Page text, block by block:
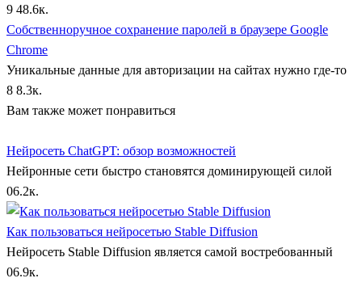
9 48.6к.
Собственноручное сохранение паролей в браузере Google
Chrome
Уникальные данные для авторизации на сайтах нужно где-то
8 8.3к.
Вам также может понравиться
Нейросеть ChatGPT: обзор возможностей
Нейронные сети быстро становятся доминирующей силой
06.2к.
Как пользоваться нейросетью Stable Diffusion
Нейросеть Stable Diffusion является самой востребованный
06.9к.